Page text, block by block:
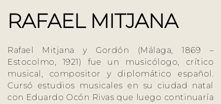
RAFAEL MITJANA
Rafael Mitjana y Gordón (Málaga, 1869 –
Estocolmo, 1921) fue un musicólogo, crítico
musical, compositor y diplomático español.
Cursó estudios musicales en su ciudad natal
con Eduardo Ocón Rivas que luego continuaría